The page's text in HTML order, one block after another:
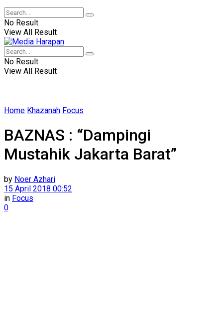
No Result
View All Result
No Result
View All Result
Home Khazanah Focus
BAZNAS : “Dampingi
Mustahik Jakarta Barat”
by Noer Azhari
15 April 2018 00:52
in Focus
0